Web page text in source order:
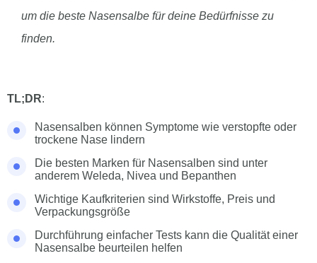
um die beste Nasensalbe für deine Bedürfnisse zu
finden.
TL;DR:
Nasensalben können Symptome wie verstopfte oder
trockene Nase lindern
Die besten Marken für Nasensalben sind unter
anderem Weleda, Nivea und Bepanthen
Wichtige Kaufkriterien sind Wirkstoffe, Preis und
Verpackungsgröße
Durchführung einfacher Tests kann die Qualität einer
Nasensalbe beurteilen helfen